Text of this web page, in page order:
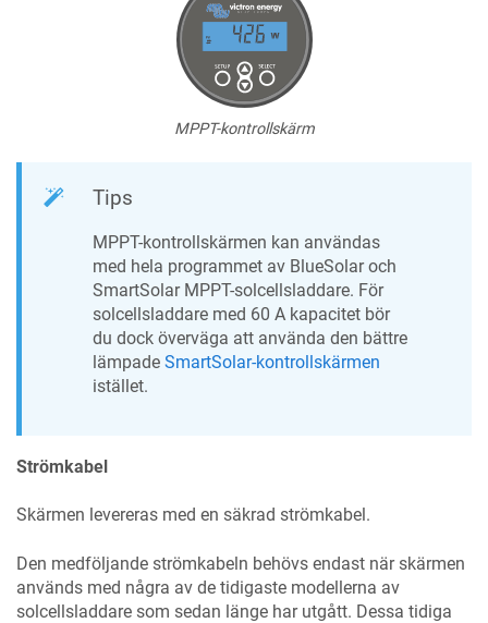
MPPT-kontrollskärm
Tips
MPPT-kontrollskärmen kan användas
med hela programmet av BlueSolar och
SmartSolar MPPT-solcellsladdare. För
solcellsladdare med 60 A kapacitet bör
du dock överväga att använda den bättre
lämpade SmartSolar-kontrollskärmen
istället.
Strömkabel
Skärmen levereras med en säkrad strömkabel.
Den medföljande strömkabeln behövs endast när skärmen
används med några av de tidigaste modellerna av
solcellsladdare som sedan länge har utgått. Dessa tidiga